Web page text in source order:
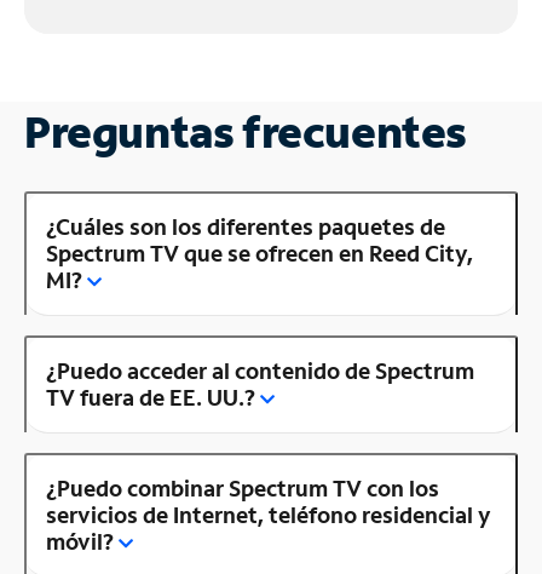
Preguntas frecuentes
¿Cuáles son los diferentes paquetes de
Spectrum TV que se ofrecen en Reed City,
MI?
¿Puedo acceder al contenido de Spectrum
TV fuera de EE. UU.?
¿Puedo combinar Spectrum TV con los
servicios de Internet, teléfono residencial y
móvil?